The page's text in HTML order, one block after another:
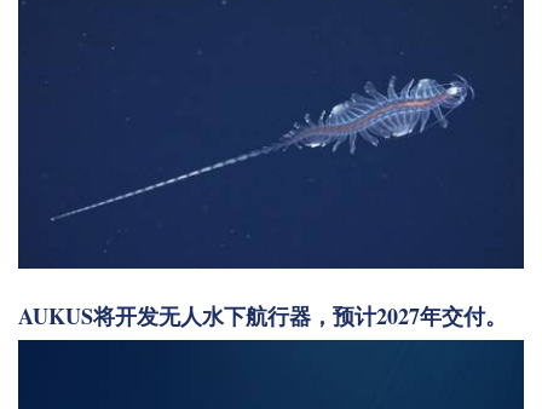
AUKUS将开发无人水下航行器，预计2027年交付。